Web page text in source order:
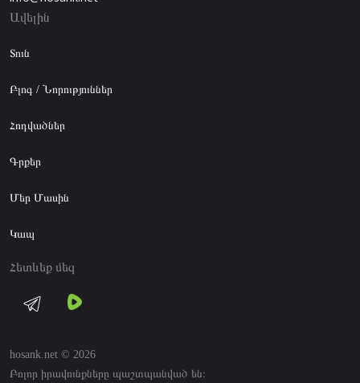
Ավելին
Տուն
Բլոգ / Նորություններ
Հոդվածներ
Գրքեր
Մեր Մասին
Կապ
Հետևեք մեզ
hosank.net © 2026
Բոլոր իրավունքները պաշտպանված են։